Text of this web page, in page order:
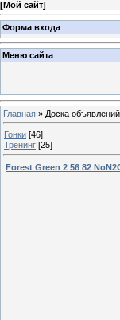
[Мой сайт]
Форма входа
Меню сайта
Главная » Доска объявлений
Гонки [46]
Тренинг [25]
Forest Green 2 56 82